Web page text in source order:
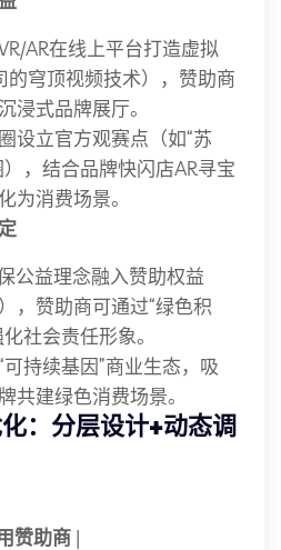
AR在线上平台打造虚拟
的穹顶视频技术），赞助商
浸式品牌展厅。
设立官方观赛点（如“苏
，结合品牌快闪店AR寻宝
为消费场景。
公益理念融入赞助权益
，赞助商可通过“绿色积
社会责任形象。
持续基因”商业生态，吸
共建绿色消费场景。
：分层设计+动态调
赞助商 |